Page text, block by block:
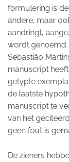
formulering is
andere, maar
aandringt,
wordt genoemd.
Sebastião
manuscript
getypte
de laatste
manuscript te
van het
geen fout is
De zieners